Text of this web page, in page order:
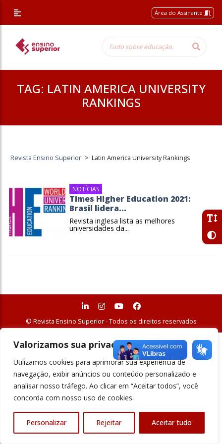
Valorizamos sua privacidade
Utilizamos cookies para aprimorar sua experiência de
navegação, exibir anúncios ou conteúdo personalizado e
analisar nosso tráfego. Ao clicar em “Aceitar todos”, você
concorda com nosso uso de cookies.
Personalizar Rejeitar Aceitar tudo
Área do Assinante
TAG: LATIN AMERICA UNIVERSITY
RANKINGS
Revista Ensino Superior > Latin America University Rankings
NOTÍCIAS
Times Higher Education 2021:
Brasil lidera...
Revista inglesa lista as melhores
universidades da...
© Revista Ensino Superior - Todos os direitos reservados